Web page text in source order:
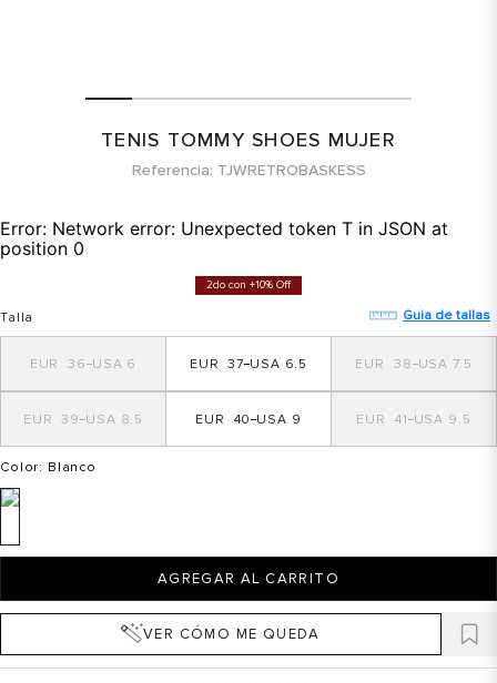
TENIS TOMMY SHOES MUJER
Referencia TJWRETROBASKESS
Error: Network error: Unexpected token T in JSON at
position 0
2do con +10% Off
Talla Guia de tallas
6
36 6.5
37 7.5
38
8.5
39 9
40 9.5
41
Color: Blanco
AGREGAR AL CARRITO
VER CÓMO ME QUEDA